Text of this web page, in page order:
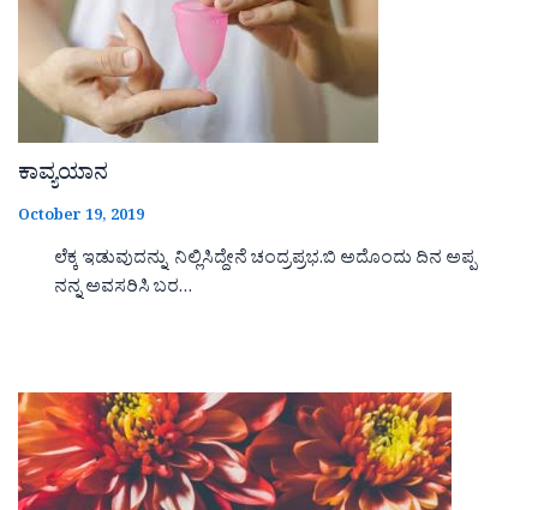
ಕಾವ್ಯಯಾನ
October 19, 2019
ಲೆಕ್ಕ ಇಡುವುದನ್ನು ನಿಲ್ಲಿಸಿದ್ದೇನೆ ಚಂದ್ರಪ್ರಭ.ಬಿ ಅದೊಂದು ದಿನ ಅಪ್ಪ
ನನ್ನ ಅವಸರಿಸಿ ಬರ…